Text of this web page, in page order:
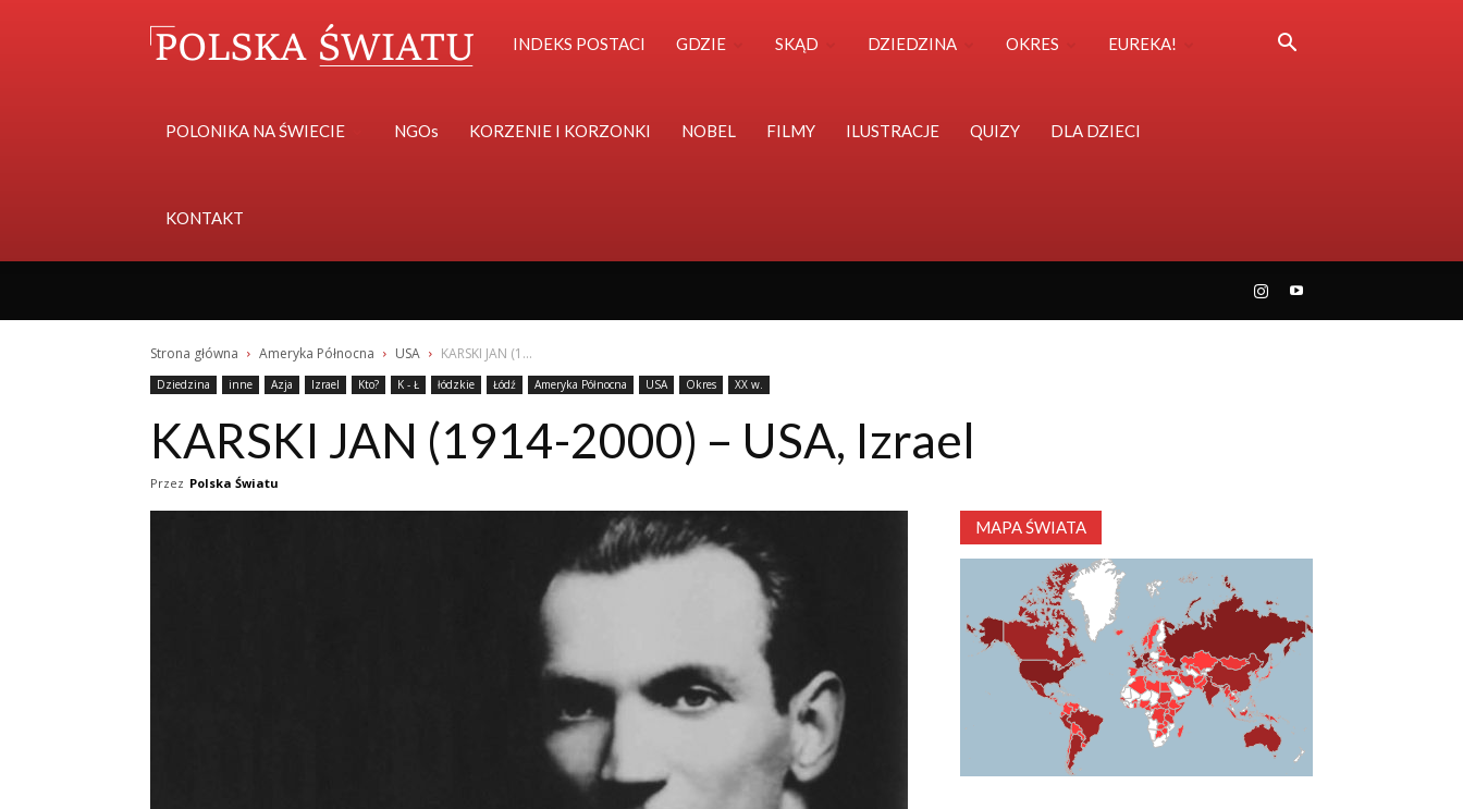
Polska
Światu
INDEKS POSTACI GDZIE SKĄD DZIEDZINA OKRES EUREKA!
POLONIKA NA ŚWIECIE NGOs KORZENIE I KORZONKI NOBEL FILMY ILUSTRACJE QUIZY DLA DZIECI
KONTAKT
Strona główna Ameryka Północna USA KARSKI JAN (1...
Dziedzina inne Azja Izrael Kto? K - Ł łódzkie Łódź Ameryka Północna USA Okres XX w.
KARSKI JAN (1914-2000) – USA, Izrael
Przez Polska Światu
MAPA ŚWIATA